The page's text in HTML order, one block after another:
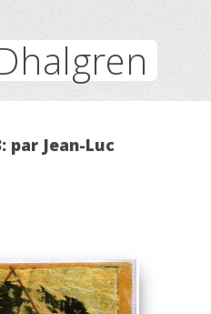
par Jean-Luc